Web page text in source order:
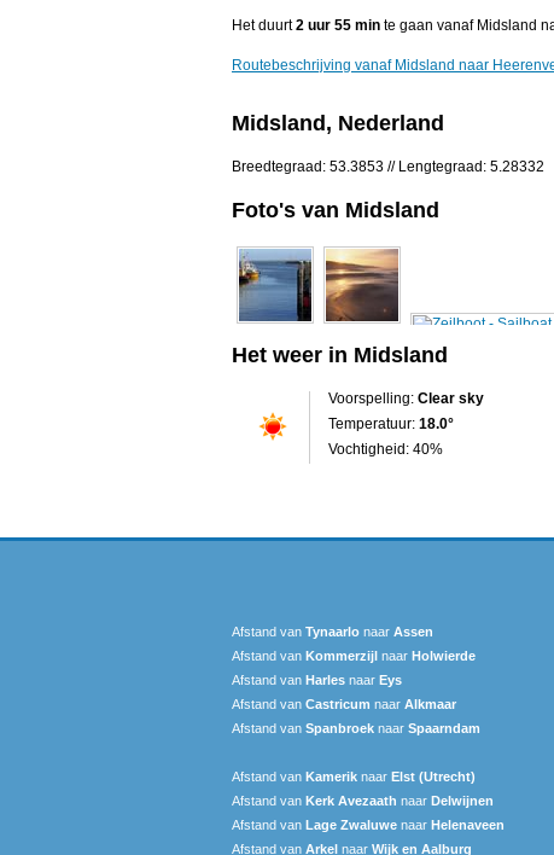
Het duurt2 uur 55 min te gaan vanaf Midsland
Routebeschrijving vanaf Midsland naar
Midsland, Nederland
Breedtegraad: 53.3853 // Lengtegraad: 5.28332
Foto's van Midsland
Het weer in Midsland
Voorspelling: Clear sky
Temperatuur: 18.0°
Vochtigheid: 40%
Afstand van Tynaarlo naar Assen
Afstand van Kommerzijl naar Holwierde
Afstand van Harles naar Eys
Afstand van Castricum naar Alkmaar
Afstand van Spanbroek naar Spaarndam
Afstand van Kamerik naar Elst (Utrecht)
Afstand van Kerk Avezaath naar Delwijnen
Afstand van Lage Zwaluwe naar Helenaveen
Afstand van Arkel naar Wijk en Aalburg